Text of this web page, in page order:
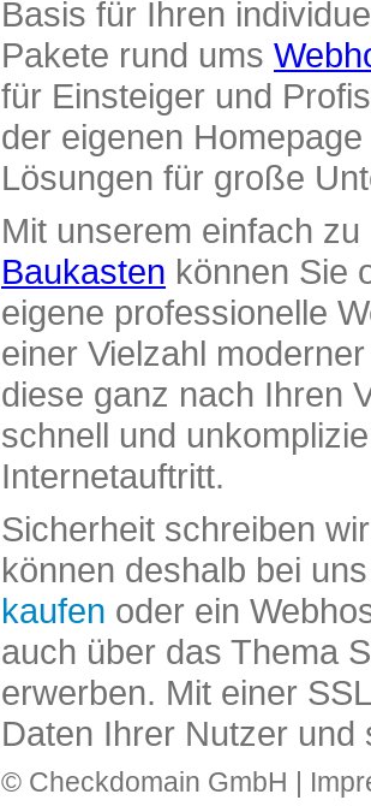
Basis für Ihren
Pakete rund ums
für Einsteiger und
der eigenen
Lösungen für große
Mit unserem einfach
Baukasten können Sie
eigene professionelle
einer Vielzahl
diese ganz nach Ihren
schnell und
Internetauftritt.
Sicherheit schreiben
können deshalb bei
kaufen oder ein
auch über das Thema
erwerben. Mit einer
Daten Ihrer Nutzer und
© Checkdomain GmbH |